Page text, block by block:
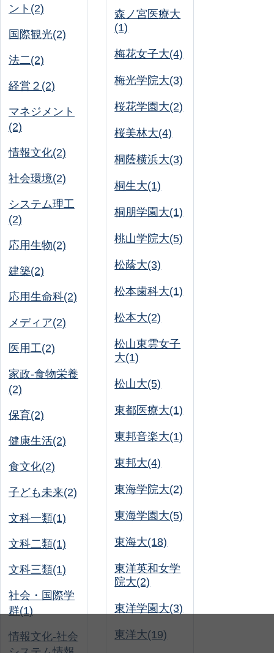
ント(2)
国際観光(2)
法二(2)
経営２(2)
マネジメント
(2)
情報文化(2)
社会環境(2)
システム理工
(2)
応用生物(2)
建築(2)
応用生命科(2)
メディア(2)
医用工(2)
家政-食物栄養
(2)
保育(2)
健康生活(2)
食文化(2)
子ども未来(2)
文科一類(1)
文科二類(1)
文科三類(1)
社会・国際学
群(1)
情報文化-社会
森ノ宮医療大
(1)
梅花女子大(4)
梅光学院大(3)
桜花学園大(2)
桜美林大(4)
桐蔭横浜大(3)
桐生大(1)
桐朋学園大(1)
桃山学院大(5)
松蔭大(3)
松本歯科大(1)
松本大(2)
松山東雲女子
大(1)
松山大(5)
東都医療大(1)
東邦音楽大(1)
東邦大(4)
東海学院大(2)
東海学園大(5)
東海大(18)
東洋英和女学
院大(2)
東洋学園大(3)
東洋大(19)